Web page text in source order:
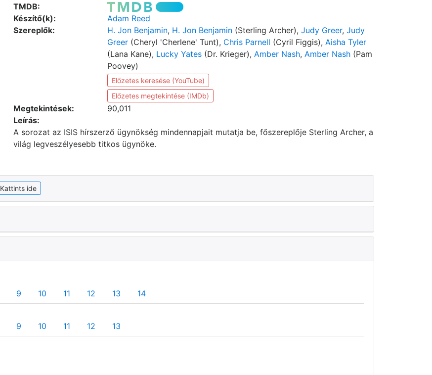
TMDB:
Készítő(k):
Adam Reed
Szereplők:
H. Jon Benjamin, H. Jon Benjamin (Sterling Archer), Judy Greer, Judy
Greer (Cheryl 'Cherlene' Tunt), Chris Parnell (Cyril Figgis), Aisha Tyler
(Lana Kane), Lucky Yates (Dr. Krieger), Amber Nash, Amber Nash (Pam
Poovey)
Előzetes keresése (YouTube)
Előzetes megtekintése (IMDb)
Megtekintések:
90,011
Leírás:
A sorozat az ISIS hírszerző ügynökség mindennapjait mutatja be, főszereplője Sterling Archer, a
világ legveszélyesebb titkos ügynöke.
Kattints ide
9 10 11 12 13
14
9 10 11 12 13